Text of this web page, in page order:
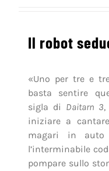
Il robot
«Uno per tre e
basta sentire
sigla di Daitarn 3,
iniziare a
magari in auto
l’interminabile
pompare sullo